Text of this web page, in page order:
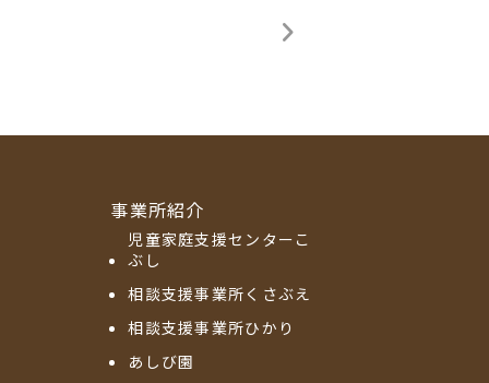
事業所紹介
児童家庭支援センターこ
ぶし
相談支援事業所くさぶえ
相談支援事業所ひかり
あしび園